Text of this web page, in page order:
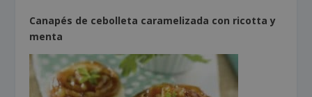
Canapés de cebolleta caramelizada con ricotta y
menta